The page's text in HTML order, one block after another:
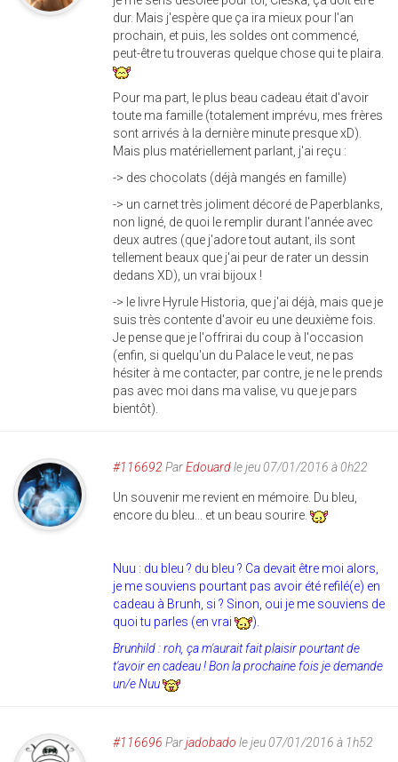
dur. Mais j'espère que ça ira mieux pour l'an
prochain, et puis, les soldes ont commencé,
peut-être tu trouveras quelque chose qui te plaira.
Pour ma part, le plus beau cadeau était d'avoir
toute ma famille (totalement imprévu, mes frères
sont arrivés à la dernière minute presque xD).
Mais plus matériellement parlant, j'ai reçu :
-> des chocolats (déjà mangés en famille)
-> un carnet très joliment décoré de Paperblanks,
non ligné, de quoi le remplir durant l'année avec
deux autres (que j'adore tout autant, ils sont
tellement beaux que j'ai peur de rater un dessin
dedans XD), un vrai bijoux !
-> le livre Hyrule Historia, que j'ai déjà, mais que je
suis très contente d'avoir eu une deuxième fois.
Je pense que je l'offrirai du coup à l'occasion
(enfin, si quelqu'un du Palace le veut, ne pas
hésiter à me contacter, par contre, je ne le prends
pas avec moi dans ma valise, vu que je pars
bientôt).
#116692 ParEdouardle jeu 07/01/2016 à 0h22
Un souvenir me revient en mémoire. Du bleu,
encore du bleu... et un beau sourire.
Nuu : du bleu ? du bleu ? Ca devait être moi alors,
je me souviens pourtant pas avoir été refilé(e) en
cadeau à Brunh, si ? Sinon, oui je me souviens de
quoi tu parles (en vrai
).
Brunhild : roh, ça m'aurait fait plaisir pourtant de
t'avoir en cadeau ! Bon la prochaine fois je demande
un/e Nuu
#116696 Parjadobado le jeu 07/01/2016 à 1h52